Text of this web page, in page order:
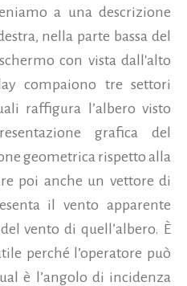
a una descrizione
nella parte bassa del
con vista dall'alto
compaiono tre settori
raffigura l’albero visto
grafica del
geometrica rispetto alla
poi anche un vettore di
il vento apparente
vento di quell’albero. È
perché l’operatore può
è l’angolo di incidenza